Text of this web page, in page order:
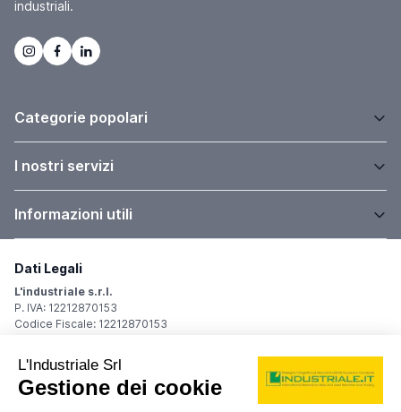
industriali.
Categorie popolari
I nostri servizi
Informazioni utili
Dati Legali
L'industriale s.r.l.
P. IVA: 12212870153
Codice Fiscale: 12212870153
Sede Legale
Via Carlo Dolci, 32
20148 Milano (MI)